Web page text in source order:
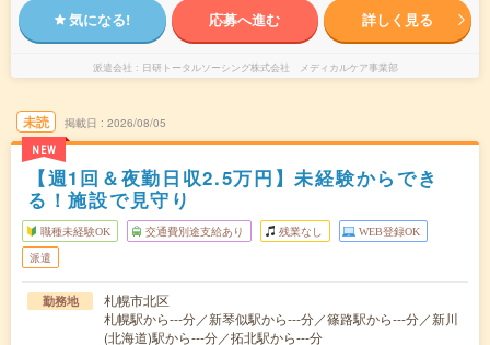
気になる! 応募へ進む 詳しく見る
派遣会社 日研トータルソーシング株式会社 メディカルケア事業部
未読
NEW
掲載日 2026/08/05
【週1回＆夜勤日収2.5万円】未経験からでき
る！施設で見守り
職種未経験OK 交通費別途支給あり 残業なし WEB登録OK
派遣
勤務地
札幌市北区
札幌駅から---分／新琴似駅から---分／篠路駅から---分／新川
(北海道)駅から---分／拓北駅から---分